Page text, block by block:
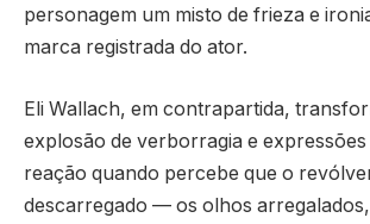
personagem um misto de frieza e
marca registrada do ator.
Eli Wallach, em contrapartida,
explosão de verborragia e expressões
reação quando percebe que o
descarregado — os olhos